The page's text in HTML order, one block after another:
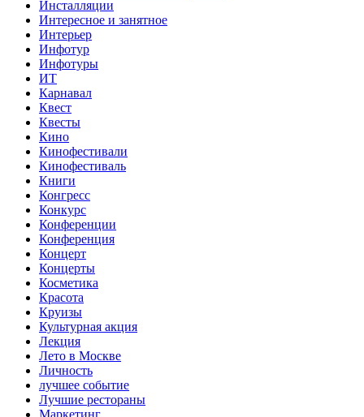
Инсталляции
Интересное и занятное
Интерьер
Инфотур
Инфотуры
ИТ
Карнавал
Квест
Квесты
Кино
Кинофестивали
Кинофестиваль
Книги
Конгресс
Конкурс
Конференции
Конференция
Концерт
Концерты
Косметика
Красота
Круизы
Культурная акция
Лекция
Лето в Москве
Личность
лучшее событие
Лучшие рестораны
Маркетинг